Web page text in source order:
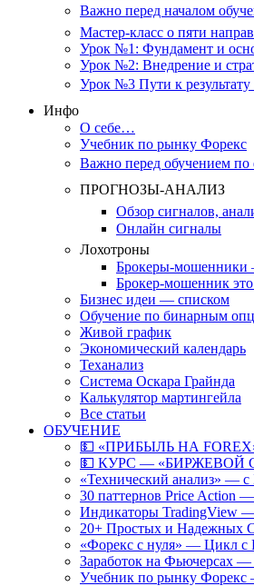
Важно перед началом
Мастер-класс о пяти
Урок №1: Фундамент и
Урок №2: Внедрение и
Урок №3 Пути к результату
Инфо
О себе…
Учебник по рынку Форекс
Важно перед обучением по
ПРОГНОЗЫ-АНАЛИЗ
Обзор сигналов,
Онлайн сигналы
Лохотроны
Брокеры-мошенники
Брокер-мошенник это
Бизнес идеи — списком
Обучение по бинарным
Живой график
Экономический календарь
Теханализ
Система Оскара Грайнда
Калькулятор мартингейла
Все статьи
ОБУЧЕНИЕ
💵 «ПРИБЫЛЬ НА
💵 КУРС — «БИРЖЕВОЙ
«Технический анализ» —
30 паттернов Price Action
Индикаторы TradingView
20+ Простых и Надежных
«Форекс с нуля» — Цикл с
Заработок на
Учебник по рынку